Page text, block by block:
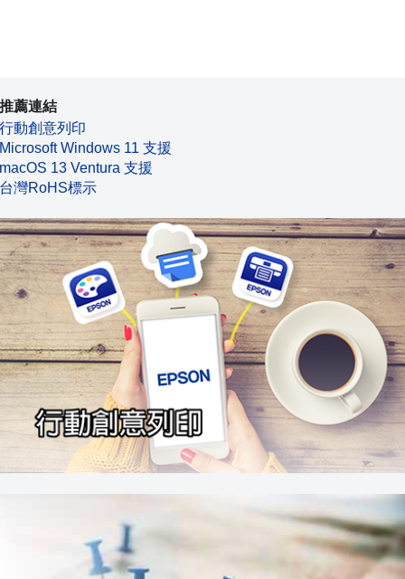
推薦連結
行動創意列印
Microsoft Windows 11 支援
macOS 13 Ventura 支援
台灣RoHS標示